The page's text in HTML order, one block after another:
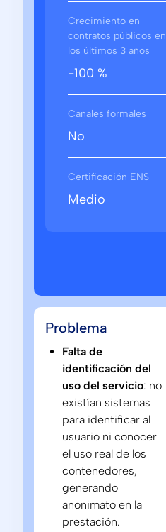
Crecimiento en
contratos públicos en
los últimos 3 años
-100 %
Canales formales
No
Certificación ENS
Medio
Problema
Falta de
identificación del
uso del servicio: no
existían sistemas
para identificar al
usuario ni conocer
el uso real de los
contenedores,
generando
anonimato en la
prestación.